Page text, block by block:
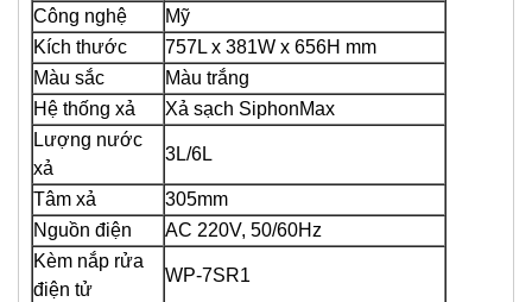
Công nghệ
Mỹ
Kích thước
757L x 381W x 656H mm
Màu sắc
Màu trắng
Hệ thống xả
Xả sạch SiphonMax
Lượng nước
xả
3L/6L
Tâm xả
305mm
Nguồn điện
AC 220V, 50/60Hz
Kèm nắp rửa
điện tử
WP-7SR1